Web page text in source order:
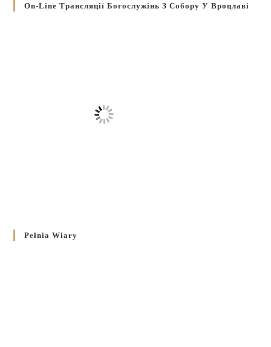
On-Line Трансляції Богослужінь З Собору У Вроцлаві
Pełnia Wiary